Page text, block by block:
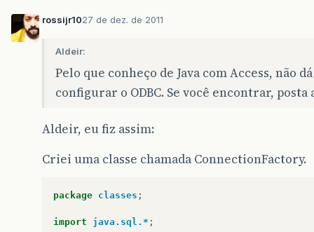
rossijr1027 de dez. de 2011
Aldeir:
Pelo que conheço de Java com Access, não
configurar o ODBC. Se você encontrar,
Aldeir, eu fiz assim:
Criei uma classe chamada ConnectionFactory.
package classes ;
import java.sql.* ;